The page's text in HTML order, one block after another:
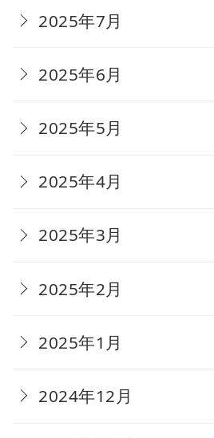
2025年7月
2025年6月
2025年5月
2025年4月
2025年3月
2025年2月
2025年1月
2024年12月